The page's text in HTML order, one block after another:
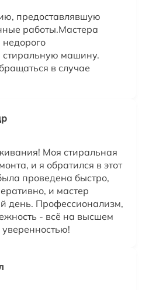
предоставлявшую
работы.Мастера
недорого
машину.
в случае
Моя стиральная
и я обратился в этот
проведена быстро,
и мастер
день. Профессионализм,
- всё на высшем